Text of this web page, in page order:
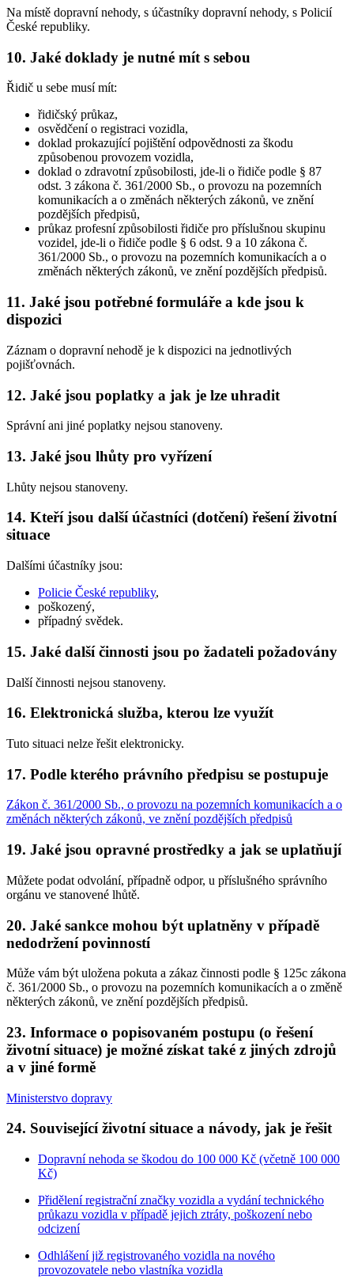
Na místě dopravní nehody, s účastníky dopravní nehody, s Policií
České republiky.
10. Jaké doklady je nutné mít s sebou
Řidič u sebe musí mít:
řidičský průkaz,
osvědčení o registraci vozidla,
doklad prokazující pojištění odpovědnosti za škodu
způsobenou provozem vozidla,
doklad o zdravotní způsobilosti, jde-li o řidiče podle § 87
odst. 3 zákona č. 361/2000 Sb., o provozu na pozemních
komunikacích a o změnách některých zákonů, ve znění
pozdějších předpisů,
průkaz profesní způsobilosti řidiče pro příslušnou skupinu
vozidel, jde-li o řidiče podle § 6 odst. 9 a 10 zákona č.
361/2000 Sb., o provozu na pozemních komunikacích a o
změnách některých zákonů, ve znění pozdějších předpisů.
11. Jaké jsou potřebné formuláře a kde jsou k
dispozici
Záznam o dopravní nehodě je k dispozici na jednotlivých
pojišťovnách.
12. Jaké jsou poplatky a jak je lze uhradit
Správní ani jiné poplatky nejsou stanoveny.
13. Jaké jsou lhůty pro vyřízení
Lhůty nejsou stanoveny.
14. Kteří jsou další účastníci (dotčení) řešení životní
situace
Dalšími účastníky jsou:
Policie České republiky,
poškozený,
případný svědek.
15. Jaké další činnosti jsou po žadateli požadovány
Další činnosti nejsou stanoveny.
16. Elektronická služba, kterou lze využít
Tuto situaci nelze řešit elektronicky.
17. Podle kterého právního předpisu se postupuje
Zákon č. 361/2000 Sb., o provozu na pozemních komunikacích a o
změnách některých zákonů, ve znění pozdějších předpisů
19. Jaké jsou opravné prostředky a jak se uplatňují
Můžete podat odvolání, případně odpor, u příslušného správního
orgánu ve stanovené lhůtě.
20. Jaké sankce mohou být uplatněny v případě
nedodržení povinností
Může vám být uložena pokuta a zákaz činnosti podle § 125c zákona
č. 361/2000 Sb., o provozu na pozemních komunikacích a o změně
některých zákonů, ve znění pozdějších předpisů.
23. Informace o popisovaném postupu (o řešení
životní situace) je možné získat také z jiných zdrojů
a v jiné formě
Ministerstvo dopravy
24. Související životní situace a návody, jak je řešit
Dopravní nehoda se škodou do 100 000 Kč (včetně 100 000
Kč)
Přidělení registrační značky vozidla a vydání technického
průkazu vozidla v případě jejich ztráty, poškození nebo
odcizení
Odhlášení již registrovaného vozidla na nového
provozovatele nebo vlastníka vozidla